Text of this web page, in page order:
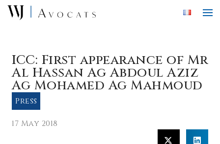
Skip to main content
ICC: First appearance of Mr
Al Hassan Ag Abdoul Aziz
Ag Mohamed Ag Mahmoud
Press
17 May 2018